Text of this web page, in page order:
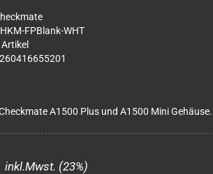
FPBlank-WHT
A1500 Plus und A1500 Mini Gehäuse.
inkl.Mwst. (23%)